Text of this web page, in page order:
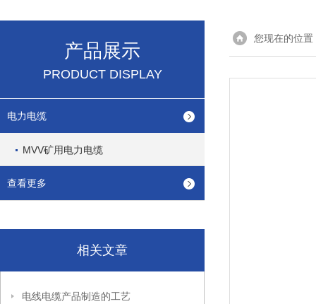
产品展示
PRODUCT DISPLAY
电力电缆
MVV矿用电力电缆
查看更多
相关文章
电线电缆产品制造的工艺
您现在的位置